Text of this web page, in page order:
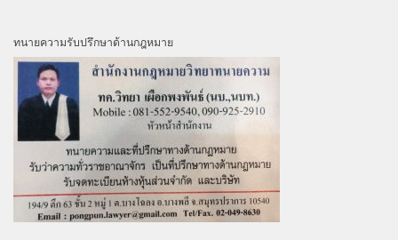
ทนายความรับปรึกษาด้านกฎหมาย